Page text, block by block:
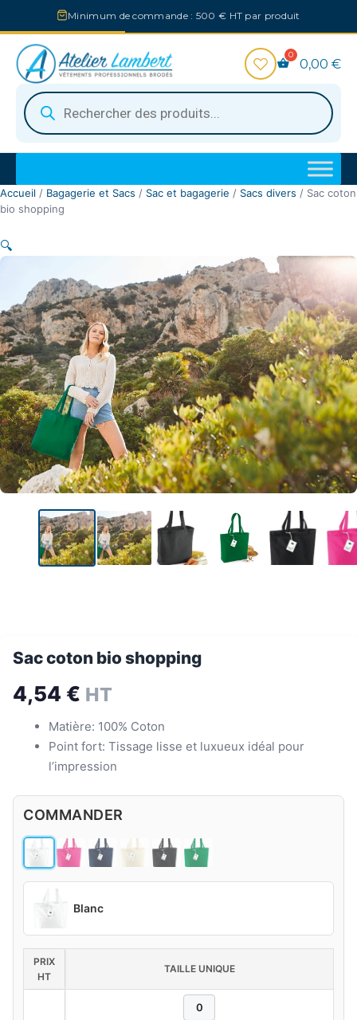
au
contenu
Minimum de commande : 500 € HT par produit
Recherche
de
produits
0,00 €
Accueil / Bagagerie et Sacs / Sac et bagagerie / Sacs divers / Sac coton
bio shopping
🔍
Sac coton bio shopping
4,54 € HT
Matière: 100% Coton
Point fort: Tissage lisse et luxueux idéal pour
l’impression
COMMANDER
Blanc
PRIX
HT
TAILLE UNIQUE